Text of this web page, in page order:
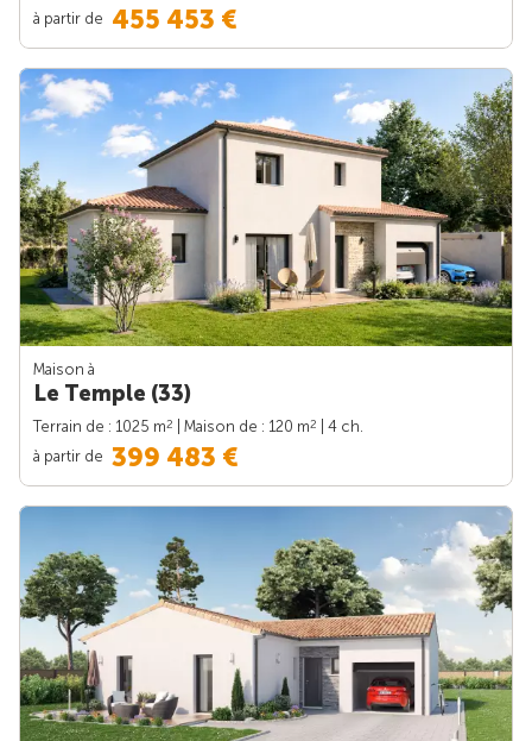
à partir de 455 453 €
Maison à
Le Temple (33)
Terrain de : 1025 m2 | Maison de : 120 m2
| 4 ch.
à partir de 399 483 €